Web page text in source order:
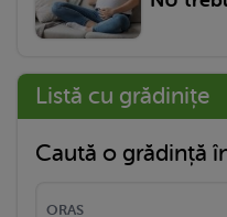
Listă cu grădinițe
Caută o grădință